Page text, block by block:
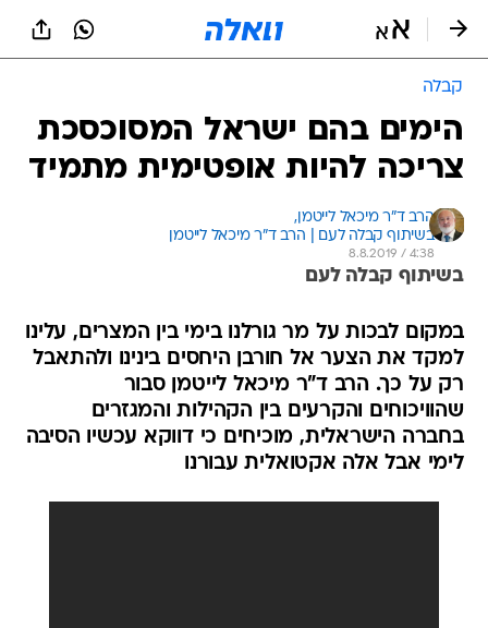
קבלה
הימים בהם ישראל המסוכסכת
צריכה להיות אופטימית מתמיד
הרב ד"ר מיכאל לייטמן,
בשיתוף קבלה לעם | הרב ד"ר מיכאל לייטמן
8.8.2019 / 4:38
בשיתוף קבלה לעם
במקום לבכות על מר גורלנו בימי בין המצרים, עלינו
למקד את הצער אל חורבן היחסים בינינו ולהתאבל
רק על כך. הרב ד"ר מיכאל לייטמן סבור
שהוויכוחים והקרעים בין הקהילות והמגזרים
בחברה הישראלית, מוכיחים כי דווקא עכשיו הסיבה
לימי אבל אלה אקטואלית עבורנו